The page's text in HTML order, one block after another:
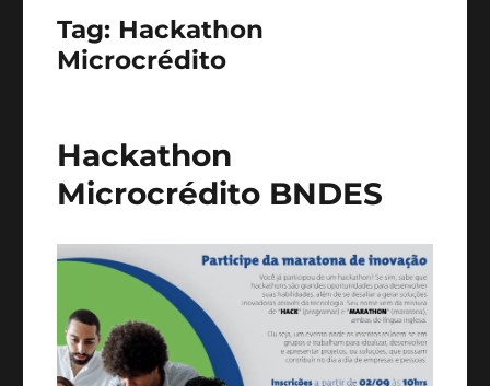
Tag: Hackathon
Microcrédito
Hackathon
Microcrédito BNDES